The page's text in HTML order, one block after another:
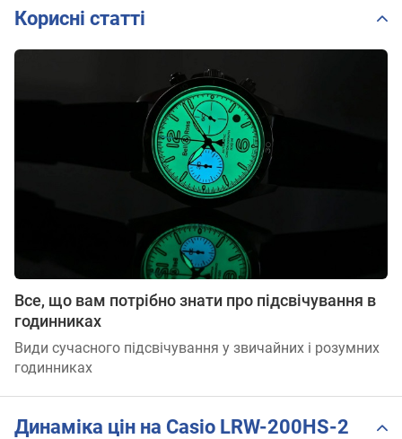
Корисні статті
Все, що вам потрібно знати про підсвічування в
годинниках
Види сучасного підсвічування у звичайних і розумних
годинниках
Динаміка цін на Casio LRW-200HS-2